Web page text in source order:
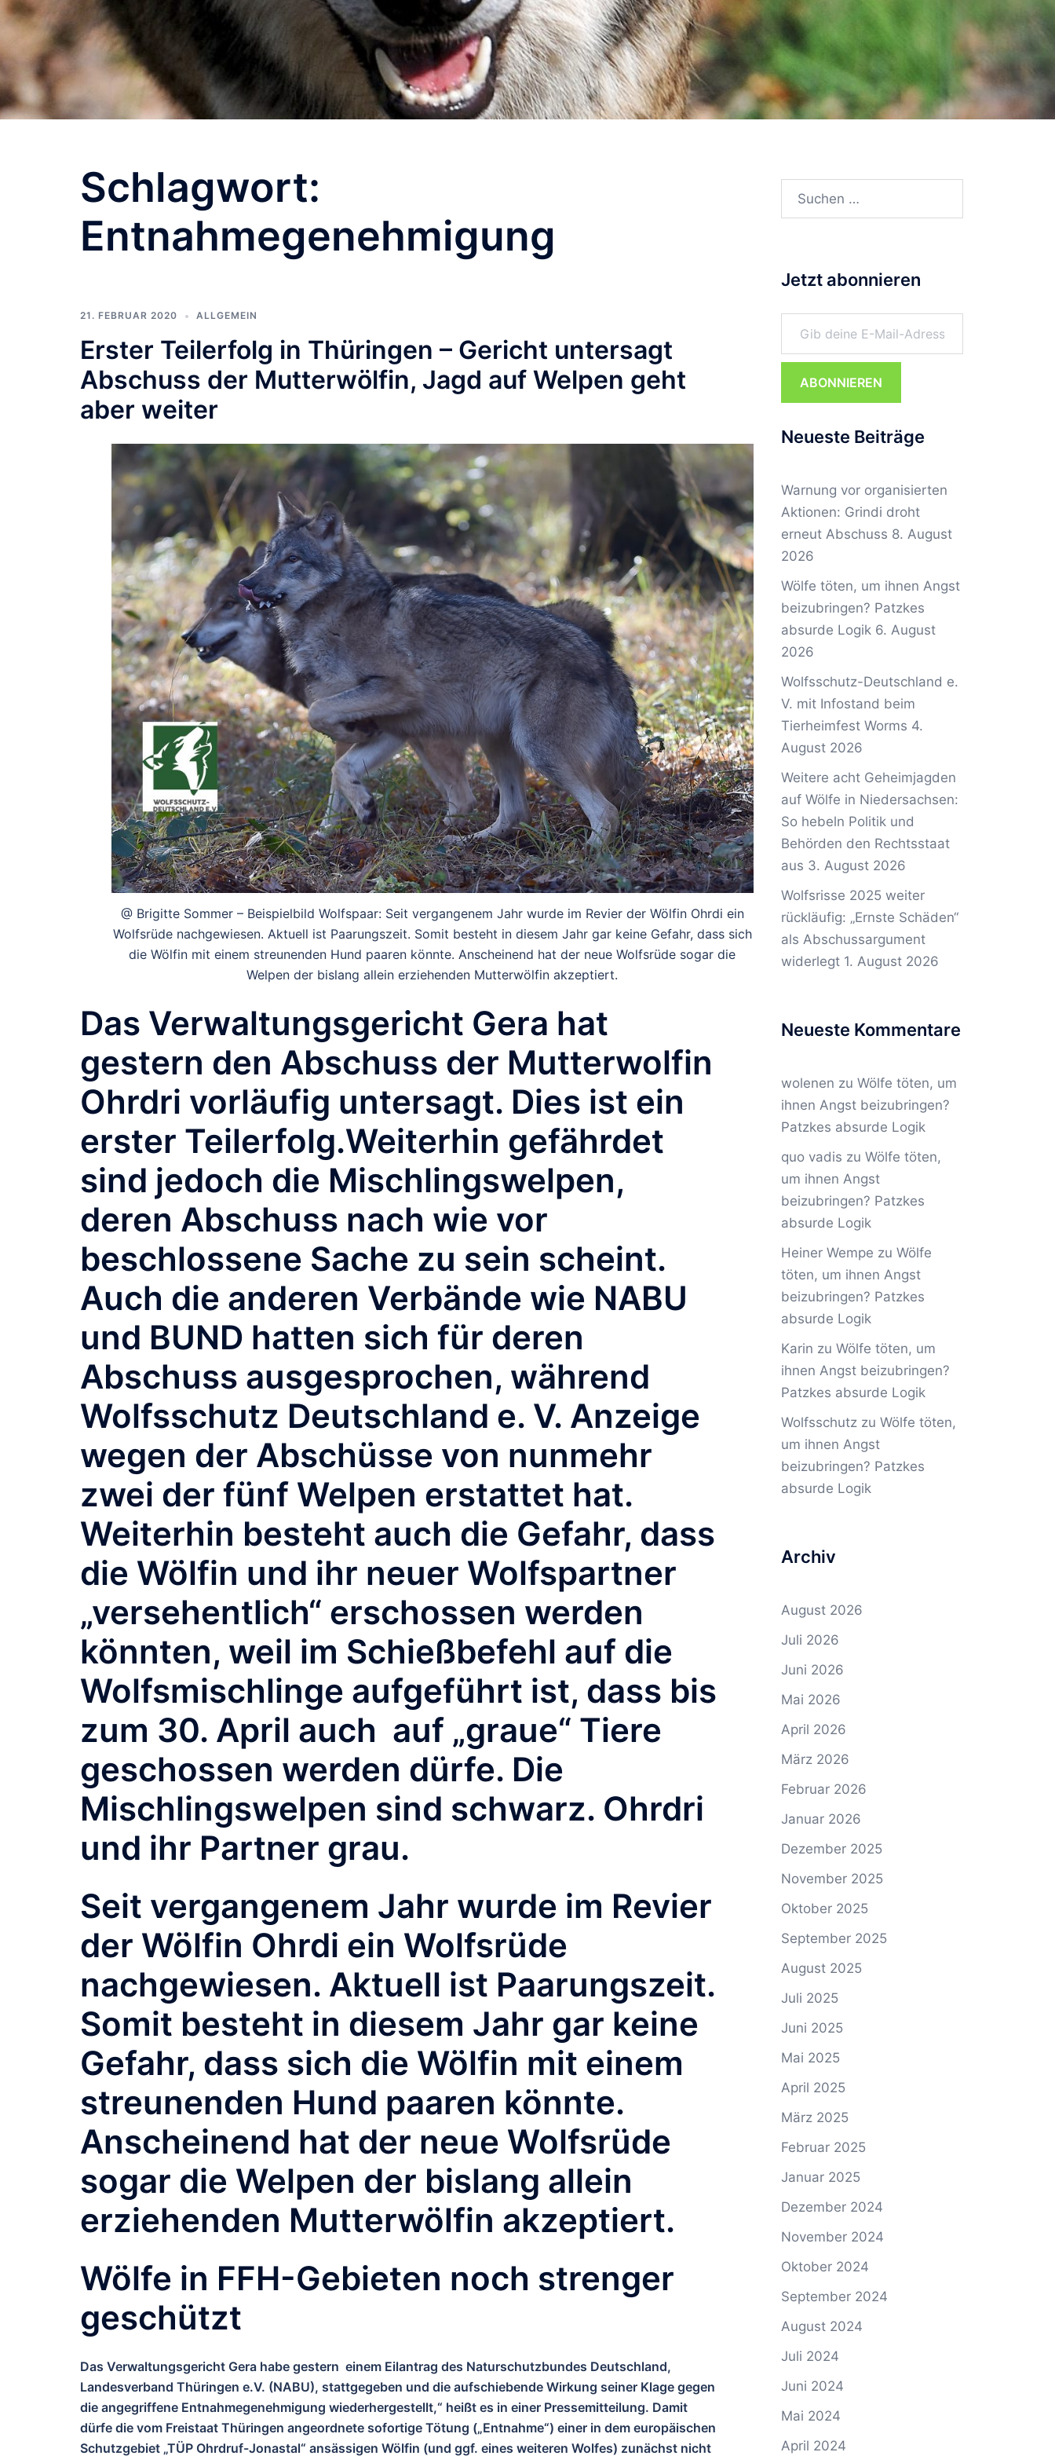
Schlagwort:
Entnahmegenehmigung
21. FEBRUAR 2020 ALLGEMEIN
Erster Teilerfolg in Thüringen – Gericht untersagt
Abschuss der Mutterwölfin, Jagd auf Welpen geht
aber weiter
@ Brigitte Sommer – Beispielbild Wolfspaar: Seit vergangenem Jahr wurde im Revier der Wölfin Ohrdi ein
Wolfsrüde nachgewiesen. Aktuell ist Paarungszeit. Somit besteht in diesem Jahr gar keine Gefahr, dass sich
die Wölfin mit einem streunenden Hund paaren könnte. Anscheinend hat der neue Wolfsrüde sogar die
Welpen der bislang allein erziehenden Mutterwölfin akzeptiert.
Das Verwaltungsgericht Gera hat
gestern den Abschuss der Mutterwolfin
Ohrdri vorläufig untersagt. Dies ist ein
erster Teilerfolg.Weiterhin gefährdet
sind jedoch die Mischlingswelpen,
deren Abschuss nach wie vor
beschlossene Sache zu sein scheint.
Auch die anderen Verbände wie NABU
und BUND hatten sich für deren
Abschuss ausgesprochen, während
Wolfsschutz Deutschland e. V. Anzeige
wegen der Abschüsse von nunmehr
zwei der fünf Welpen erstattet hat.
Weiterhin besteht auch die Gefahr, dass
die Wölfin und ihr neuer Wolfspartner
„versehentlich“ erschossen werden
könnten, weil im Schießbefehl auf die
Wolfsmischlinge aufgeführt ist, dass bis
zum 30. April auch auf „graue“ Tiere
geschossen werden dürfe. Die
Mischlingswelpen sind schwarz. Ohrdri
und ihr Partner grau.
Seit vergangenem Jahr wurde im Revier
der Wölfin Ohrdi ein Wolfsrüde
nachgewiesen. Aktuell ist Paarungszeit.
Somit besteht in diesem Jahr gar keine
Gefahr, dass sich die Wölfin mit einem
streunenden Hund paaren könnte.
Anscheinend hat der neue Wolfsrüde
sogar die Welpen der bislang allein
erziehenden Mutterwölfin akzeptiert.
Wölfe in FFH-Gebieten noch strenger
geschützt
Das Verwaltungsgericht Gera habe gestern einem Eilantrag des Naturschutzbundes Deutschland,
Landesverband Thüringen e.V. (NABU), stattgegeben und die aufschiebende Wirkung seiner Klage gegen
die angegriffene Entnahmegenehmigung wiederhergestellt,“ heißt es in einer Pressemitteilung. Damit
dürfe die vom Freistaat Thüringen angeordnete sofortige Tötung („Entnahme“) einer in dem europäischen
Schutzgebiet „TÜP Ohrdruf-Jonastal“ ansässigen Wölfin (und ggf. eines weiteren Wolfes) zunächst nicht
Suchen
Jetzt abonnieren
Gib deine E-Mail-Adresse ein ...
ABONNIEREN
Neueste Beiträge
Warnung vor organisierten
Aktionen: Grindi droht
erneut Abschuss 8. August
2026
Wölfe töten, um ihnen Angst
beizubringen? Patzkes
absurde Logik 6. August
2026
Wolfsschutz-Deutschland e.
V. mit Infostand beim
Tierheimfest Worms 4.
August 2026
Weitere acht Geheimjagden
auf Wölfe in Niedersachsen:
So hebeln Politik und
Behörden den Rechtsstaat
aus 3. August 2026
Wolfsrisse 2025 weiter
rückläufig: „Ernste Schäden“
als Abschussargument
widerlegt 1. August 2026
Neueste Kommentare
wolenen zu Wölfe töten, um
ihnen Angst beizubringen?
Patzkes absurde Logik
quo vadis zu Wölfe töten,
um ihnen Angst
beizubringen? Patzkes
absurde Logik
Heiner Wempe zu Wölfe
töten, um ihnen Angst
beizubringen? Patzkes
absurde Logik
Karin zu Wölfe töten, um
ihnen Angst beizubringen?
Patzkes absurde Logik
Wolfsschutzzu Wölfe töten,
um ihnen Angst
beizubringen? Patzkes
absurde Logik
Archiv
August 2026
Juli 2026
Juni 2026
Mai 2026
April 2026
März 2026
Februar 2026
Januar 2026
Dezember 2025
November 2025
Oktober 2025
September 2025
August 2025
Juli 2025
Juni 2025
Mai 2025
April 2025
März 2025
Februar 2025
Januar 2025
Dezember 2024
November 2024
Oktober 2024
September 2024
August 2024
Juli 2024
Juni 2024
Mai 2024
April 2024